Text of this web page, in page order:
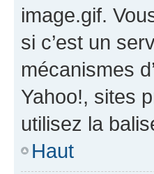
image.gif.
si c’est un
mécanismes
Yahoo!, sites
utilisez la
Haut